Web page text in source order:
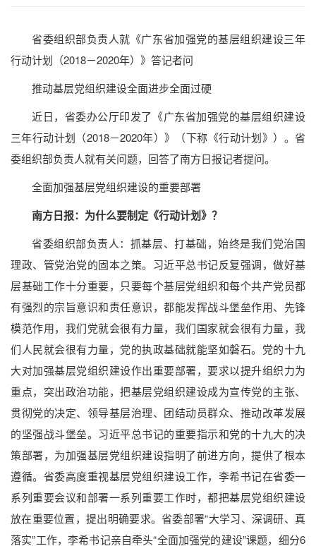
省委组织部负责人就《广东省加强党的基层组织建设三年
行动计划（2018－2020年）》答记者问
推动基层党组织建设全面进步全面过硬
近日，省委办公厅印发了《广东省加强党的基层组织建设
三年行动计划（2018－2020年）》（下称《行动计划》）。省
委组织部负责人就有关问题，回答了南方日报记者提问。
全面加强基层党组织建设的重要部署
南方日报：为什么要制定《行动计划》？
省委组织部负责人：抓基层、打基础，始终是我们党治国
理政、管党治党的固本之策。习近平总书记反复强调，做好基
层基础工作十分重要，只要每个基层党组织和每个共产党员都
有强烈的宗旨意识和责任意识，都能发挥战斗堡垒作用、先锋
模范作用，我们党就会很有力量，我们国家就会很有力量，我
们人民就会很有力量，党的执政基础就能坚如磐石。党的十九
大对加强基层党组织建设作出重要部署，要求以提升组织力为
重点，突出政治功能，把基层党组织建设成为宣传党的主张、
贯彻党的决定、领导基层治理、团结动员群众、推动改革发展
的坚强战斗堡垒。习近平总书记的重要指示和党的十九大的决
策部署，为加强基层党组织建设指明了前进方向，提供了根本
遵循。省委高度重视基层党组织建设工作，李希书记在省委一
系列重要会议和部署一系列重要工作时，都把基层党组织建设
放在重要位置，提出明确要求。省委部署“大学习、深调研、真
落实”工作，李希书记亲自牵头“全面加强党的建设”课题，细分6